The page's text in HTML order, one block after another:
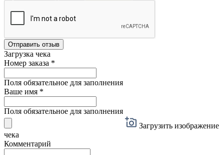
Отправить отзыв
Загрузка чека
Номер заказа *
Поля обязательное для заполнения
Ваше имя *
Поля обязательное для заполнения
Загрузить изображение
чека
Комментарий